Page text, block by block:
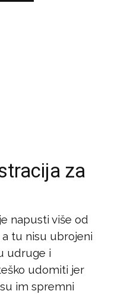
za
napusti više od
a tu nisu ubrojeni
udruge i
udomiti jer
im spremni